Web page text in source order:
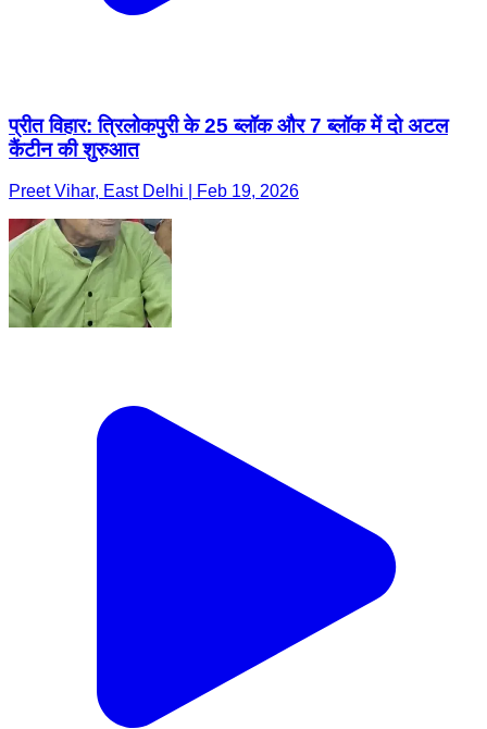
प्रीत विहार: त्रिलोकपुरी के 25 ब्लॉक और 7 ब्लॉक में दो अटल
कैंटीन की शुरुआत
Preet Vihar, East Delhi | Feb 19, 2026